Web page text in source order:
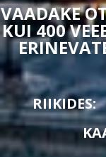
VAADAKE
KUI 400
RIIKIDES: